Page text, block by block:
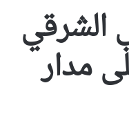
الشرقي
مدار